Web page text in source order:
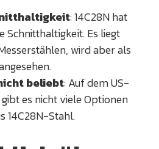
: 14C28N hat
Schnitthaltigkeit. Es liegt
wird aber als
beliebt: Auf dem US-
es nicht viele Optionen
14C28N-Stahl.